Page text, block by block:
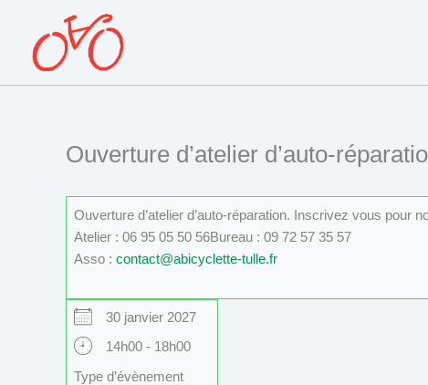
contenu
Ouverture d’atelier d’auto-
Ouverture d’atelier d’auto-réparation. Inscrivez vous pour
Atelier : 06 95 05 50 56Bureau : 09 72 57 35 57
Asso : contact@abicyclette-tulle.fr
30 janvier 2027
14h00 - 18h00
Type d’évènement